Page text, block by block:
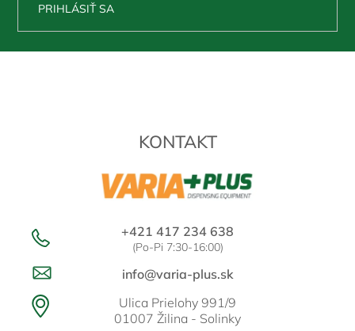
PRIHLÁSIŤ SA
KONTAKT
+421 417 234 638
(Po-Pi 7:30-16:00)
info@varia-plus.sk
Ulica Prielohy 991/9
01007 Žilina - Solinky